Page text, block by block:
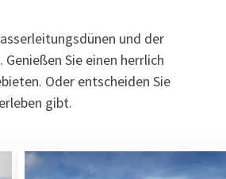
und der
Sie einen herrlich
Oder entscheiden Sie
gibt.